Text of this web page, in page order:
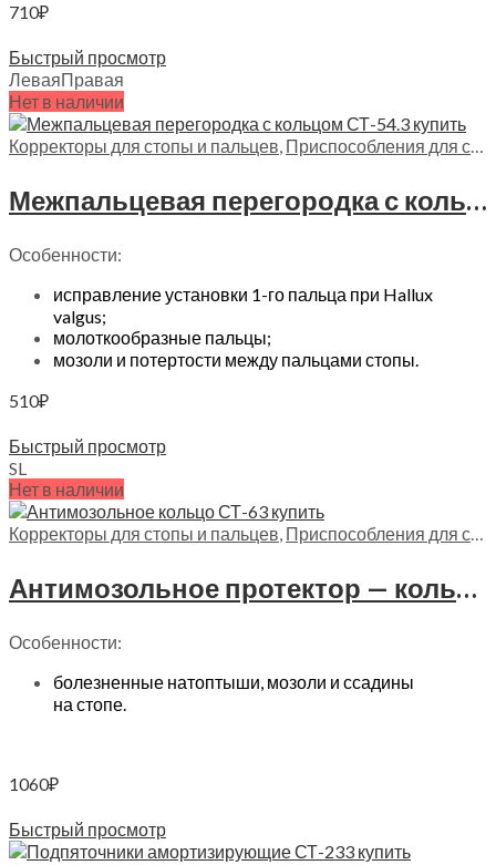
710₽
Быстрый просмотр
ЛеваяПравая
Нет в наличии
Корректоры для стопы и пальцев, Приспособления для стопы
Межпальцевая перегородка с кольцом на 2 палец стопы Trives, СТ-54.3
Особенности:
исправление установки 1-го пальца при Hallux
valgus;
молоткообразные пальцы;
мозоли и потертости между пальцами стопы.
510₽
Быстрый просмотр
SL
Нет в наличии
Корректоры для стопы и пальцев, Приспособления для стопы
Антимозольное протектор — кольцо с клеевым слоем Trives, СТ-63
Особенности:
болезненные натоптыши, мозоли и ссадины
на стопе.
1060₽
Быстрый просмотр